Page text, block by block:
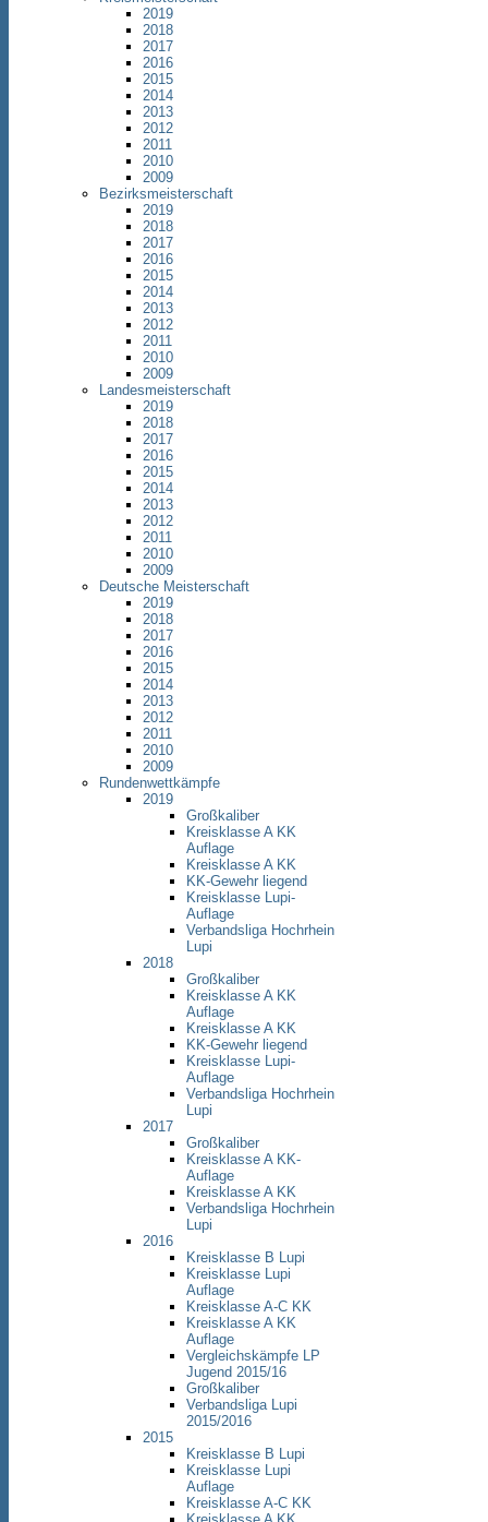
2019
2018
2017
2016
2015
2014
2013
2012
2011
2010
2009
Bezirksmeisterschaft
2019
2018
2017
2016
2015
2014
2013
2012
2011
2010
2009
Landesmeisterschaft
2019
2018
2017
2016
2015
2014
2013
2012
2011
2010
2009
Deutsche Meisterschaft
2019
2018
2017
2016
2015
2014
2013
2012
2011
2010
2009
Rundenwettkämpfe
2019
Großkaliber
Kreisklasse A KK
Auflage
Kreisklasse A KK
KK-Gewehr liegend
Kreisklasse Lupi-
Auflage
Verbandsliga Hochrhein
Lupi
2018
Großkaliber
Kreisklasse A KK
Auflage
Kreisklasse A KK
KK-Gewehr liegend
Kreisklasse Lupi-
Auflage
Verbandsliga Hochrhein
Lupi
2017
Großkaliber
Kreisklasse A KK-
Auflage
Kreisklasse A KK
Verbandsliga Hochrhein
Lupi
2016
Kreisklasse B Lupi
Kreisklasse Lupi
Auflage
Kreisklasse A-C KK
Kreisklasse A KK
Auflage
Vergleichskämpfe LP
Jugend 2015/16
Großkaliber
Verbandsliga Lupi
2015/2016
2015
Kreisklasse B Lupi
Kreisklasse Lupi
Auflage
Kreisklasse A-C KK